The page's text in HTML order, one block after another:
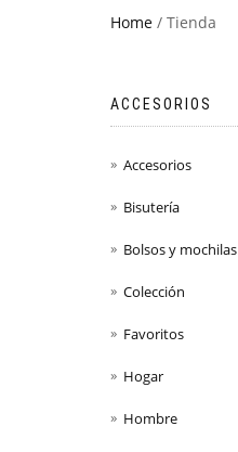
Home / Tienda
ACCESORIOS
Accesorios
Bisutería
Bolsos y mochilas
Colección
Favoritos
Hogar
Hombre